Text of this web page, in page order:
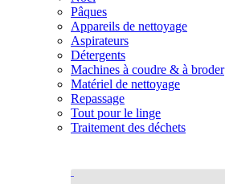
Pâques
Appareils de nettoyage
Aspirateurs
Détergents
Machines à coudre & à broder
Matériel de nettoyage
Repassage
Tout pour le linge
Traitement des déchets